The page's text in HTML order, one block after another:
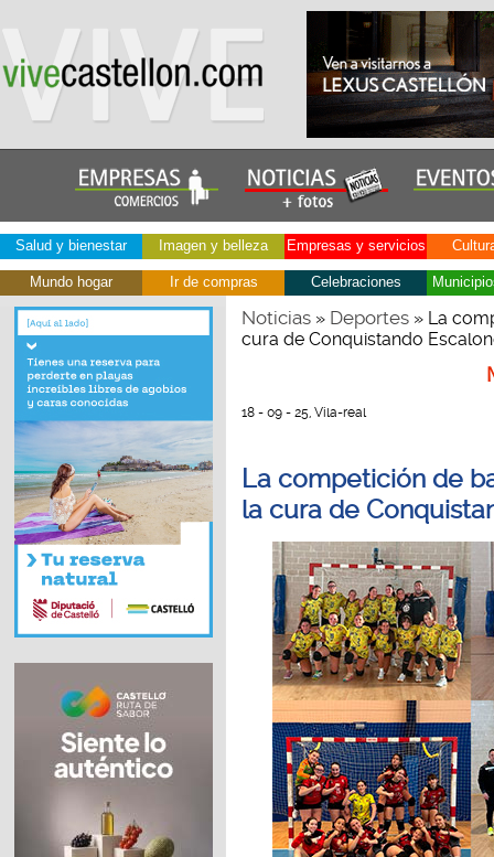
Salud y bienestar Imagen y belleza Empresas y servicios
Mundo hogar Ir de compras Celebraciones
Noticias» Deportes» La
cura de Conquistando
18 - 09 - 25, Vila-real
La competición de
la cura de